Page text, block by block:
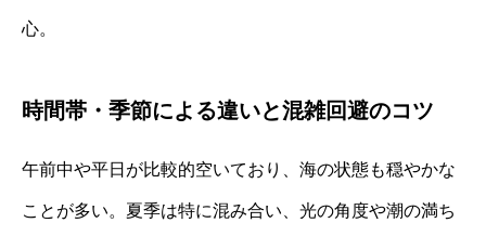
心。
時間帯・季節による違いと混雑回避のコツ
午前中や平日が比較的空いており、海の状態も穏やかな
ことが多い。夏季は特に混み合い、光の角度や潮の満ち